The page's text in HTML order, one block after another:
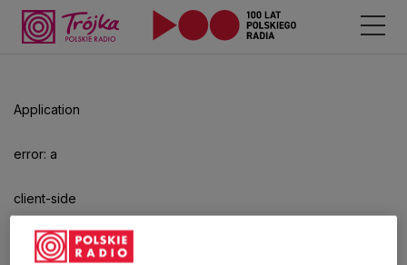
Application
error: a
client-side
exception
aby
odtwarzać.